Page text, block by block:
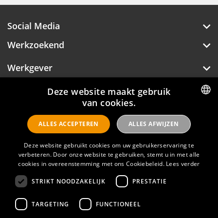
Social Media
Werkzoekend
Werkgever
Over Hotelprofessionals
Hotelprofessionals
FAQ
Privacyverklaring
Contact
DUTCH
ENGLISH
Deze website maakt gebruik
van cookies.
Deze website gebruikt cookies om uw gebruikerservaring te
verbeteren. Door onze website te gebruiken, stemt u in met alle
cookies in overeenstemming met ons Cookiebeleid. Lees verder
STRIKT NOODZAKELIJK PRESTATIE
TARGETING FUNCTIONEEL
ALLES ACCEPTEREN ALLES AFWIJZEN